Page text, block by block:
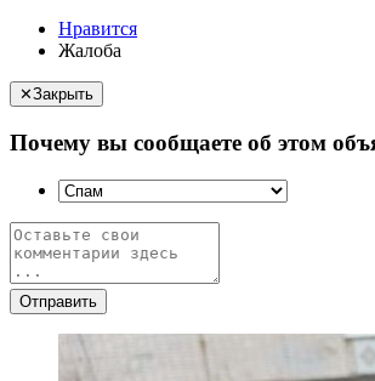
Нравится
Жалоба
✕Закрыть
Почему вы сообщаете об этом
Отправить